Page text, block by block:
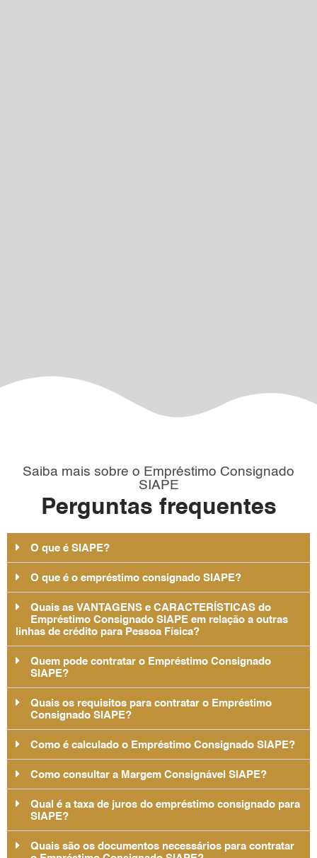
Saiba mais sobre o Empréstimo Consignado
SIAPE
Perguntas frequentes
O que é SIAPE?
O que é o empréstimo consignado SIAPE?
Quais as VANTAGENS e CARACTERÍSTICAS do
Empréstimo Consignado SIAPE em relação a outras
linhas de crédito para Pessoa Física?
Quem pode contratar o Empréstimo Consignado
SIAPE?
Quais os requisitos para contratar o Empréstimo
Consignado SIAPE?
Como é calculado o Empréstimo Consignado SIAPE?
Como consultar a Margem Consignável SIAPE?
Qual é a taxa de juros do empréstimo consignado para
SIAPE?
Quais são os documentos necessários para contratar